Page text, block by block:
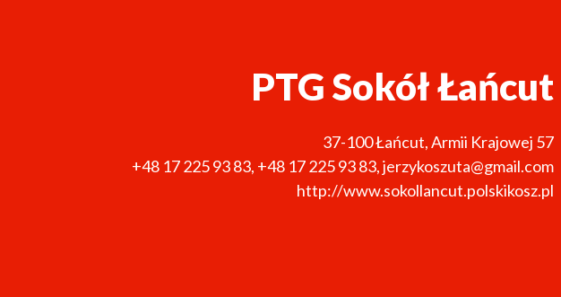
PTG Sokół Łańcut
37-100Łańcut,Armii Krajowej 57
+48 17 225 93 83, +48 17 225 93 83,jerzykoszuta@gmail.com
http://www.sokollancut.polskikosz.pl